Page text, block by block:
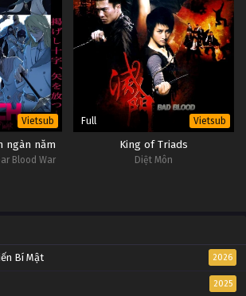
Vietsub
ngàn năm
Blood War
Full Vietsub
King of Triads
Diệt Môn
Bí Mật 2026
2025